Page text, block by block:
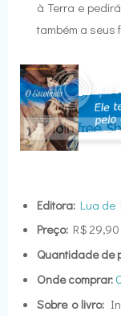
à Terra e
também a seus
Editora: Lua de
Preço: R$ 29,90
Quantidade de
Onde comprar:
Sobre o livro: